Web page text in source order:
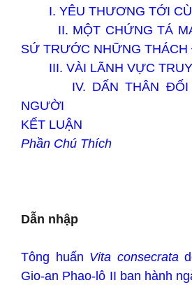
I. YÊU THƯƠNG TỚI
II. MỘT CHỨNG TÁ
SỨ TRƯỚC NHỮNG THÁCH
III. VÀI LÃNH VỰC
IV. DẤN THÂN ĐỐI
NGƯỜI
KẾT LUẬN
Phần Chú Thích
Dẫn nhập
Tông huấn Vita consecrata
Gio-an Phao-lô II ban hành